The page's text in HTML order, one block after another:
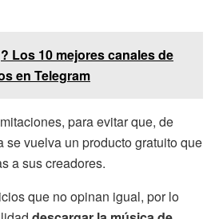
? Los 10 mejores canales de
en Telegram
para evitar que, de
se vuelva un producto gratuito que
a sus creadores.
que no opinan igual, por lo